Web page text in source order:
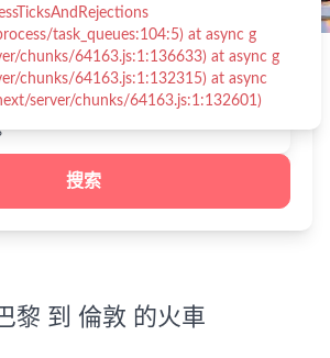
搜索
黎 到 倫敦 的火車
task_queues:104:5) at async g
chunks/64163.js:1:136633) at async g
chunks/64163.js:1:132315) at async
server/chunks/64163.js:1:132601)